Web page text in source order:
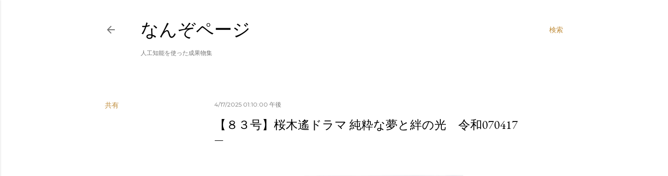
検索
なんぞページ
人工知能を使った成果物集
共有 4/17/2025 01:10:00 午後
【８３号】桜木遙ドラマ 純粋な夢と絆の光 令和070417